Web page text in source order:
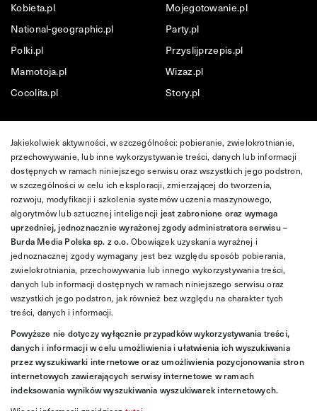
Kobieta.pl
Mojegotowanie.pl
National-geographic.pl
Party.pl
Polki.pl
Przyslijprzepis.pl
Mamotoja.pl
Wizaz.pl
Cocolita.pl
Story.pl
Jakiekolwiek aktywności, w szczególności: pobieranie, zwielokrotnianie,
przechowywanie, lub inne wykorzystywanie treści, danych lub informacji
dostępnych w ramach niniejszego serwisu oraz wszystkich jego podstron,
w szczególności w celu ich eksploracji, zmierzającej do tworzenia,
rozwoju, modyfikacji i szkolenia systemów uczenia maszynowego,
algorytmów lub sztucznej inteligencji jest zabronione oraz wymaga
uprzedniej, jednoznacznie wyrażonej zgody administratora serwisu –
Burda Media Polska sp. z o.o.Obowiązek uzyskania wyraźnej i
jednoznacznej zgody wymagany jest bez względu sposób pobierania,
zwielokrotniania, przechowywania lub innego wykorzystywania treści,
danych lub informacji dostępnych w ramach niniejszego serwisu oraz
wszystkich jego podstron, jak również bez względu na charakter tych
treści, danych i informacji.
Powyższe nie dotyczy wyłącznie przypadków wykorzystywania treści,
danych i informacji w celu umożliwienia i ułatwienia ich wyszukiwania
przez wyszukiwarki internetowe oraz umożliwienia pozycjonowania stron
internetowych zawierających serwisy internetowe w ramach
indeksowania wyników wyszukiwania wyszukiwarek internetowych.